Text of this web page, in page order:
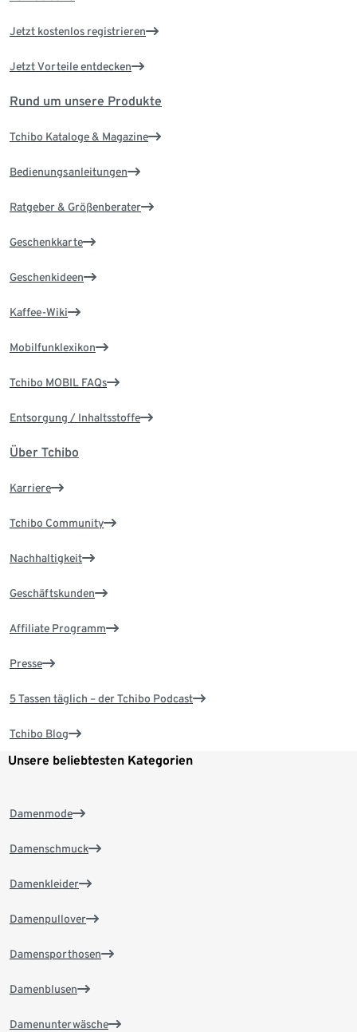
Jetzt kostenlos registrieren
Jetzt Vorteile entdecken
Rund um unsere Produkte
Tchibo Kataloge & Magazine
Bedienungsanleitungen
Ratgeber & Größenberater
Geschenkkarte
Geschenkideen
Kaffee-Wiki
Mobilfunklexikon
Tchibo MOBIL FAQs
Entsorgung / Inhaltsstoffe
Über Tchibo
Karriere
Tchibo Community
Nachhaltigkeit
Geschäftskunden
Affiliate Programm
Presse
5 Tassen täglich – der Tchibo Podcast
Tchibo Blog
Unsere beliebtesten Kategorien
Damenmode
Damenschmuck
Damenkleider
Damenpullover
Damensporthosen
Damenblusen
Damenunterwäsche